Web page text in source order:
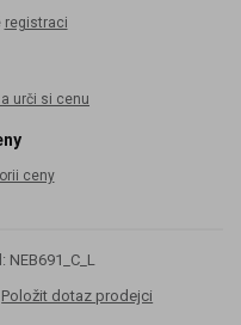
registraci
urči si cenu
ceny
NEB691_C_L
Položit dotaz prodejci